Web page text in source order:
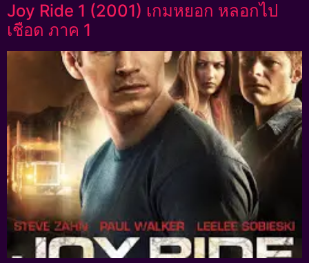
Joy Ride 1 (2001) เกมหยอก หลอกไป
เชือด ภาค 1